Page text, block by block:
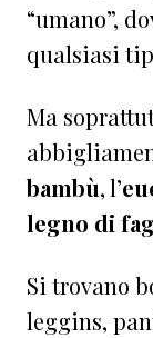
“umano”,
qualsiasi
Ma
bambù, l’
legno di
Si trovano
leggins,